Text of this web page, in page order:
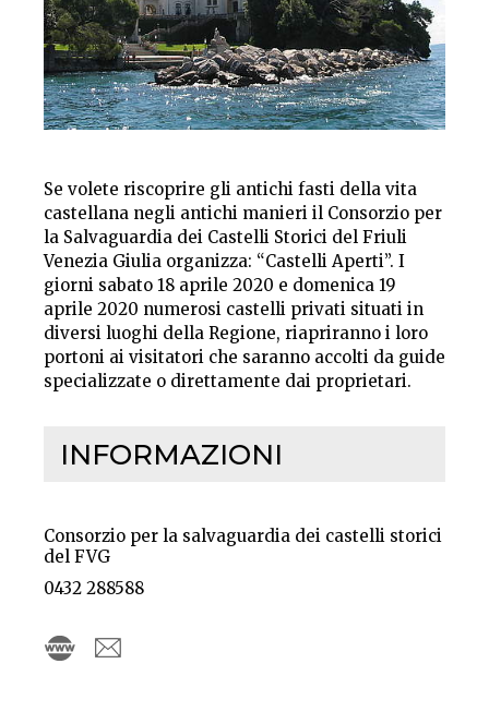
Se volete riscoprire gli antichi fasti della vita
castellana negli antichi manieri il Consorzio per
la Salvaguardia dei Castelli Storici del Friuli
Venezia Giulia organizza: “Castelli Aperti”. I
giorni sabato 18 aprile 2020 e domenica 19
aprile 2020 numerosi castelli privati situati in
diversi luoghi della Regione, riapriranno i loro
portoni ai visitatori che saranno accolti da guide
specializzate o direttamente dai proprietari.
INFORMAZIONI
Consorzio per la salvaguardia dei castelli storici
del FVG
0432 288588